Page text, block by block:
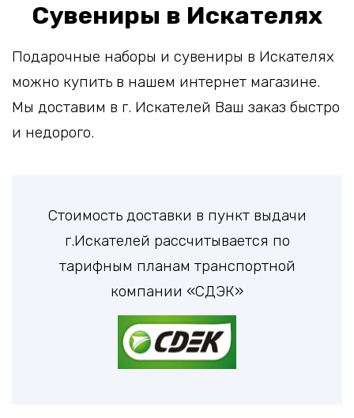
Сувениры в Искателях
Подарочные наборы и сувениры в Искателях
можно купить в нашем интернет магазине.
Мы доставим в г. Искателей Ваш заказ быстро
и недорого.
Стоимость доставки в пункт выдачи
г.Искателей рассчитывается по
тарифным планам транспортной
компании «СДЭК»